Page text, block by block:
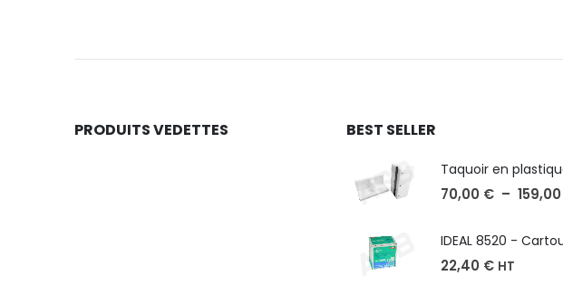
PRODUITS VEDETTES BEST SELLER
70,00 € – 159,00
22,40 € HT